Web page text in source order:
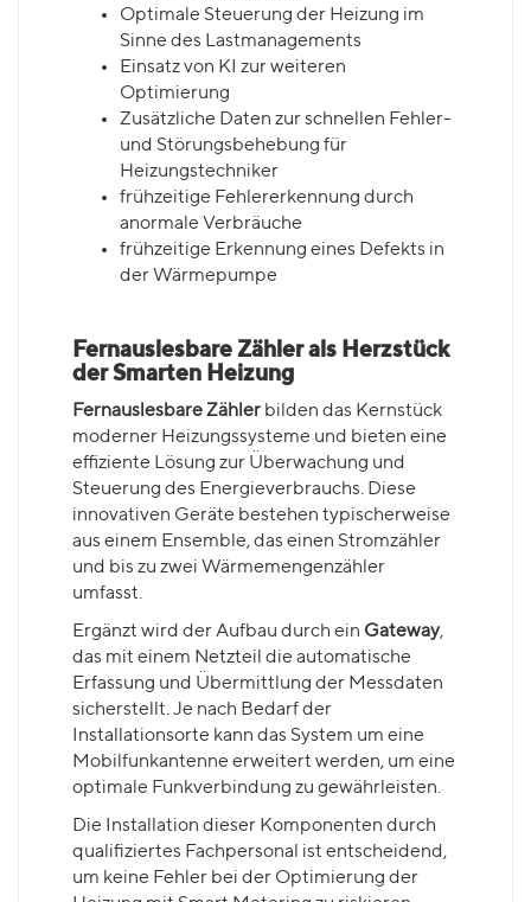
Optimale Steuerung der Heizung im
Sinne des Lastmanagements
Einsatz von KI zur weiteren
Optimierung
Zusätzliche Daten zur schnellen Fehler-
und Störungsbehebung für
Heizungstechniker
frühzeitige Fehlererkennung durch
anormale Verbräuche
frühzeitige Erkennung eines Defekts in
der Wärmepumpe
Fernauslesbare Zähler als Herzstück
der Smarten Heizung
Fernauslesbare Zähler bilden das Kernstück
moderner Heizungssysteme und bieten eine
effiziente Lösung zur Überwachung und
Steuerung des Energieverbrauchs. Diese
innovativen Geräte bestehen typischerweise
aus einem Ensemble, das einen Stromzähler
und bis zu zwei Wärmemengenzähler
umfasst.
Ergänzt wird der Aufbau durch ein Gateway,
das mit einem Netzteil die automatische
Erfassung und Übermittlung der Messdaten
sicherstellt. Je nach Bedarf der
Installationsorte kann das System um eine
Mobilfunkantenne erweitert werden, um eine
optimale Funkverbindung zu gewährleisten.
Die Installation dieser Komponenten durch
qualifiziertes Fachpersonal ist entscheidend,
um keine Fehler bei der Optimierung der